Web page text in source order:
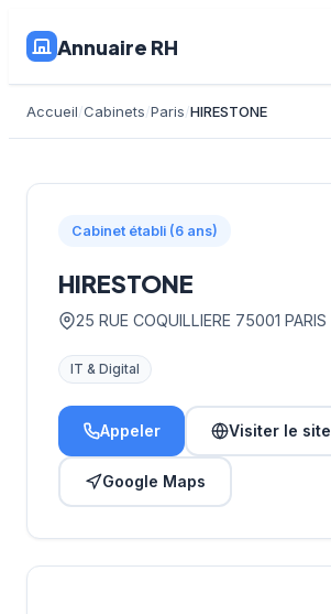
Annuaire RH
Accueil Cabinets Paris HIRESTONE
Cabinet établi (6 ans)
HIRESTONE
25 RUE COQUILLIERE 75001 PARIS
IT & Digital
Appeler Visiter le site
Google Maps